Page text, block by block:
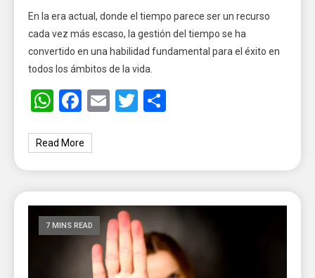
En la era actual, donde el tiempo parece ser un recurso
cada vez más escaso, la gestión del tiempo se ha
convertido en una habilidad fundamental para el éxito en
todos los ámbitos de la vida.
WhatsApp
Facebook
EmailTwitter
Read More
7 MINS READ